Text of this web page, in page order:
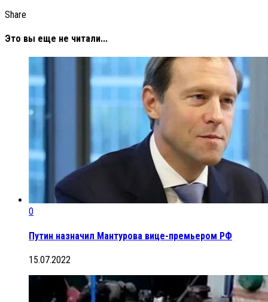
Share
Это вы еще не читали...
0
Путин назначил Мантурова вице-премьером РФ
15.07.2022